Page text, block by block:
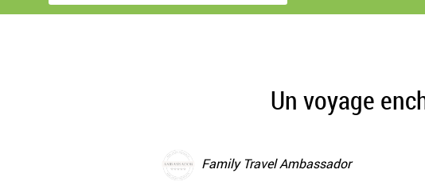
Un voyage
Family Travel Ambassador